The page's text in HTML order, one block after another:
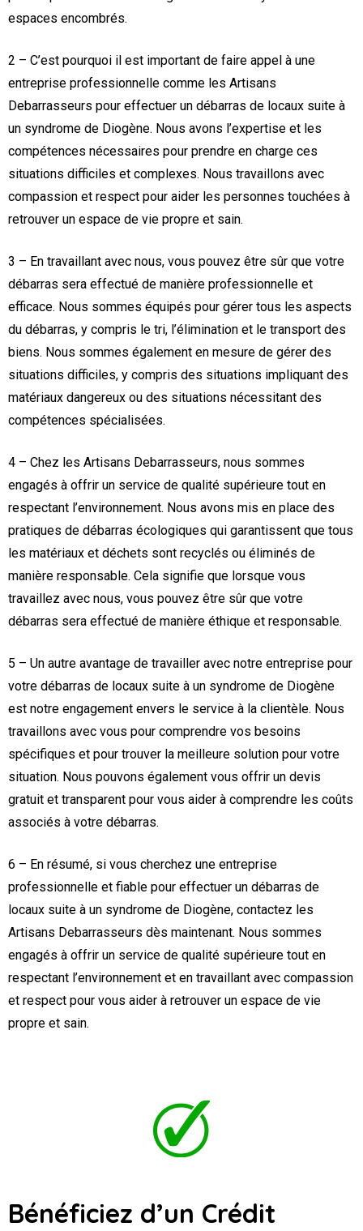
espaces encombrés.
2 – C’est pourquoi il est important de faire appel à une
entreprise professionnelle comme les Artisans
Debarrasseurs pour effectuer un débarras de locaux suite à
un syndrome de Diogène. Nous avons l’expertise et les
compétences nécessaires pour prendre en charge ces
situations difficiles et complexes. Nous travaillons avec
compassion et respect pour aider les personnes touchées à
retrouver un espace de vie propre et sain.
3 – En travaillant avec nous, vous pouvez être sûr que votre
débarras sera effectué de manière professionnelle et
efficace. Nous sommes équipés pour gérer tous les aspects
du débarras, y compris le tri, l’élimination et le transport des
biens. Nous sommes également en mesure de gérer des
situations difficiles, y compris des situations impliquant des
matériaux dangereux ou des situations nécessitant des
compétences spécialisées.
4 – Chez les Artisans Debarrasseurs, nous sommes
engagés à offrir un service de qualité supérieure tout en
respectant l’environnement. Nous avons mis en place des
pratiques de débarras écologiques qui garantissent que tous
les matériaux et déchets sont recyclés ou éliminés de
manière responsable. Cela signifie que lorsque vous
travaillez avec nous, vous pouvez être sûr que votre
débarras sera effectué de manière éthique et responsable.
5 – Un autre avantage de travailler avec notre entreprise pour
votre débarras de locaux suite à un syndrome de Diogène
est notre engagement envers le service à la clientèle. Nous
travaillons avec vous pour comprendre vos besoins
spécifiques et pour trouver la meilleure solution pour votre
situation. Nous pouvons également vous offrir un devis
gratuit et transparent pour vous aider à comprendre les coûts
associés à votre débarras.
6 – En résumé, si vous cherchez une entreprise
professionnelle et fiable pour effectuer un débarras de
locaux suite à un syndrome de Diogène, contactez les
Artisans Debarrasseurs dès maintenant. Nous sommes
engagés à offrir un service de qualité supérieure tout en
respectant l’environnement et en travaillant avec compassion
et respect pour vous aider à retrouver un espace de vie
propre et sain.
Bénéficiez d’un Crédit